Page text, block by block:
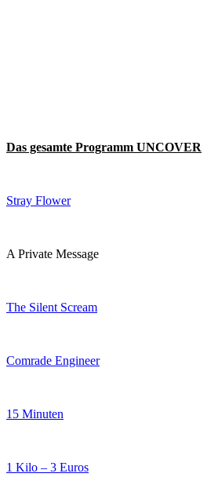
Das gesamte Programm UNCOVER
Stray Flower
A Private Message
The Silent Scream
Comrade Engineer
15 Minuten
1 Kilo – 3 Euros